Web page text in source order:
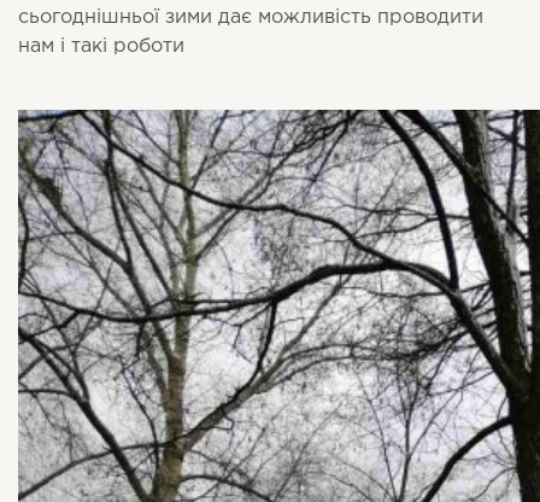
сьогоднішньої зими дає можливість проводити
нам і такі роботи